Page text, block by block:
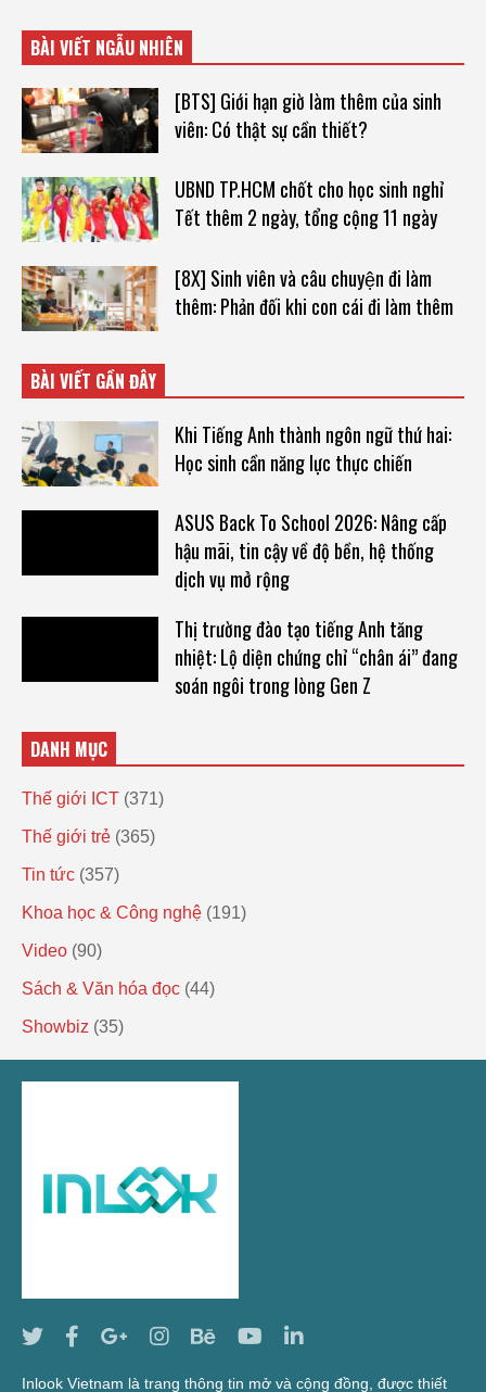
BÀI VIẾT NGẪU NHIÊN
[BTS] Giới hạn giờ làm thêm của sinh
viên: Có thật sự cần thiết?
UBND TP.HCM chốt cho học sinh nghỉ
Tết thêm 2 ngày, tổng cộng 11 ngày
[8X] Sinh viên và câu chuyện đi làm
thêm: Phản đối khi con cái đi làm thêm
BÀI VIẾT GẦN ĐÂY
Khi Tiếng Anh thành ngôn ngữ thứ hai:
Học sinh cần năng lực thực chiến
ASUS Back To School 2026: Nâng cấp
hậu mãi, tin cậy về độ bền, hệ thống
dịch vụ mở rộng
Thị trường đào tạo tiếng Anh tăng
nhiệt: Lộ diện chứng chỉ “chân ái” đang
soán ngôi trong lòng Gen Z
DANH MỤC
Thế giới ICT (371)
Thế giới trẻ (365)
Tin tức (357)
Khoa học & Công nghệ (191)
Video (90)
Sách & Văn hóa đọc (44)
Showbiz (35)
Inlook Vietnam là trang thông tin mở và cộng đồng, được thiết